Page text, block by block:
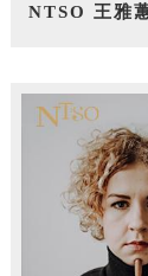
NTSO 王雅